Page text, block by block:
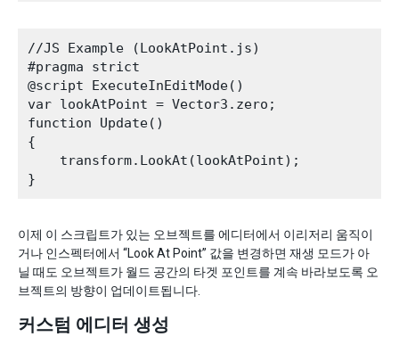
//JS Example (LookAtPoint.js)
#pragma strict
@script ExecuteInEditMode()
var lookAtPoint = Vector3.zero;
function Update()
{
    transform.LookAt(lookAtPoint);
이제 이 스크립트가 있는 오브젝트를 에디터에서 이리저리 움직이
거나 인스펙터에서 “Look At Point” 값을 변경하면 재생 모드가 아
닐 때도 오브젝트가 월드 공간의 타겟 포인트를 계속 바라보도록 오
브젝트의 방향이 업데이트됩니다.
커스텀 에디터 생성